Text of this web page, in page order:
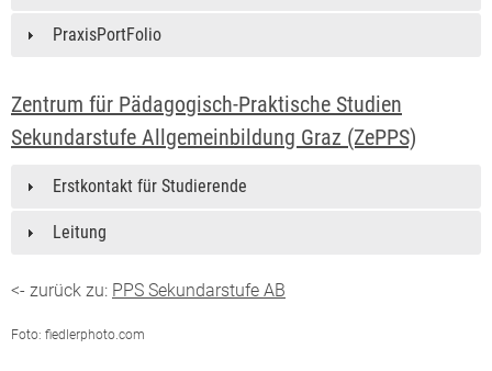
PraxisPortFolio
Zentrum für Pädagogisch-Praktische Studien
Sekundarstufe Allgemeinbildung Graz (ZePPS)
Erstkontakt für Studierende
Leitung
<- zurück zu: PPS Sekundarstufe AB
Foto: fiedlerphoto.com